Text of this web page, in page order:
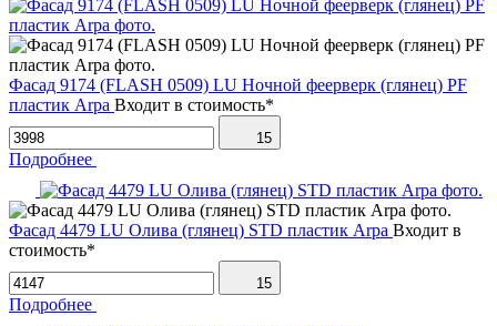
Фасад 9174 (FLASH 0509) LU Ночной феерверк (глянец) PF
пластик Arpa Входит в стоимость*
15
Подробнее
Фасад 4479 LU Олива (глянец) STD пластик Arpa Входит в
стоимость*
15
Подробнее